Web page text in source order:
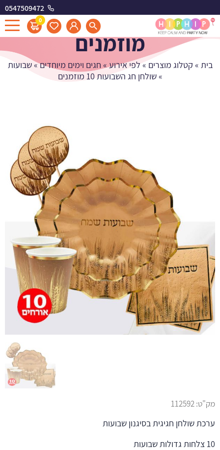
0547509472
0שולחן חג השבועות 10
מוזמנים
בית » קטלוג מוצרים » לפי אירוע» חגים וימים מיוחדים»שבועות
»שולחן חג השבועות 10 מוזמנים
מק"ט:112592
ערכת שולחן חגיגית בסיגנון שבועות
10 צלחות גדולות שבועות